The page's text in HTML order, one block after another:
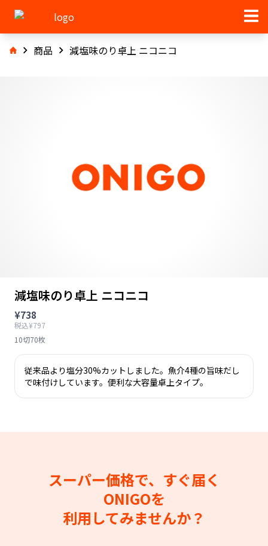
商品 減塩味のり卓上 ニコニコ
減塩味のり卓上 ニコニコ
¥738
税込¥797
10切70枚
従来品より塩分30%カットしました。魚介4種の旨味だし
で味付けしています。便利な大容量卓上タイプ。
スーパー価格で、すぐ届く
ONIGOを
利用してみませんか？